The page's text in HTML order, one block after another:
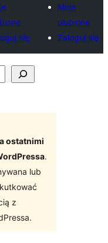
się
Moje
ulubione
Zaloguj się
ostatnimi
.
lub
z